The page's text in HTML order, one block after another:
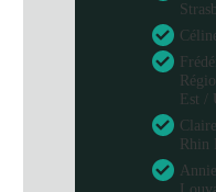
Est
Rhin